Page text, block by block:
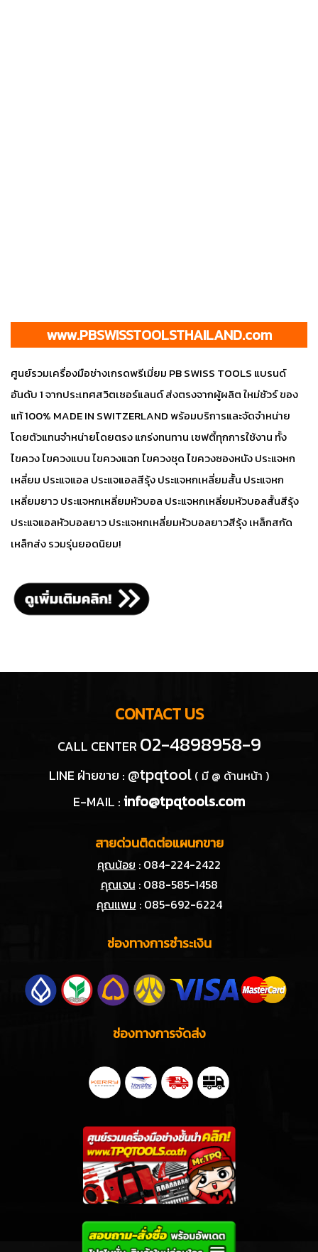
www.PBSWISSTOOLSTHAILAND.com
โดยตัวแทนจำหน่ายโดยตรง แกร่งทนทาน เซฟตี้ทุกการใช้งาน ทั้ง
เหลี่ยม ประแจแอล ประแจแอลสีรุ้ง ประแจหกเหลี่ยมสั้น ประแจหก
เหลี่ยมยาว ประแจหกเหลี่ยมหัวบอล ประแจหกเหลี่ยมหัวบอลสั้นสีรุ้ง
เหล็กส่ง รวมรุ่นยอดนิยม!
CONTACT US
02-4898958-9
LINE ฝ่ายขาย :@tpqtool( มี @ ด้านหน้า )
E-MAIL : info@tpqtools.com
คุณน้อย: 084-224-2422
คุณเจน: 088-585-1458
คุณแพม: 085-692-6224
ช่องทางการชำระเงิน